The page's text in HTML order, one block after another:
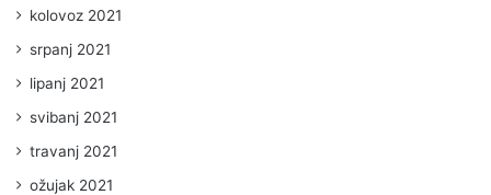
kolovoz 2021
srpanj 2021
lipanj 2021
svibanj 2021
travanj 2021
ožujak 2021